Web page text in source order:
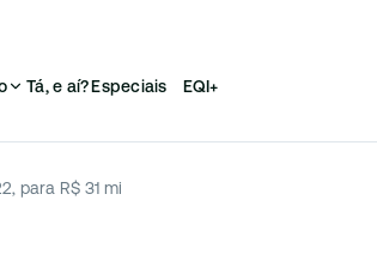
Tá, e aí?Especiais EQI+
para R$ 31 mi